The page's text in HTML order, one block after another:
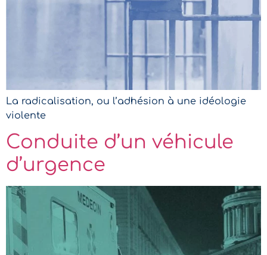
La radicalisation, ou l’adhésion à une idéologie
violente
Conduite d’un véhicule
d’urgence